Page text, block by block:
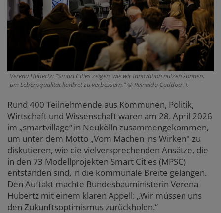
Verena Hubertz: "Smart Cities zeigen, wie wir Innovation nutzen können,
um Lebensqualität konkret zu verbessern."
Reinaldo Coddou H.
Rund 400 Teilnehmende aus Kommunen, Politik,
Wirtschaft und Wissenschaft waren am 28. April 2026
im „smartvillage“ in Neukölln zusammengekommen,
um unter dem Motto „Vom Machen ins Wirken" zu
diskutieren, wie die vielversprechenden Ansätze, die
in den 73 Modellprojekten Smart Cities (MPSC)
entstanden sind, in die kommunale Breite gelangen.
Den Auftakt machte Bundesbauministerin Verena
Hubertz mit einem klaren Appell: „Wir müssen uns
den Zukunftsoptimismus zurückholen.“